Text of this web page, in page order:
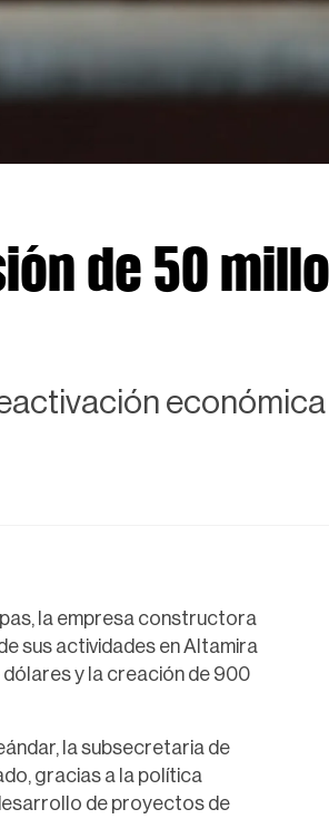
de 50
la empresa constructora
sus actividades en Altamira
y la creación de 900
la subsecretaria de
gracias a la política
de proyectos de